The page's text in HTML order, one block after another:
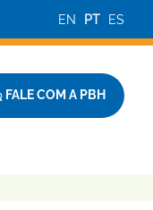
EN PT ES
FALE COM A PBH